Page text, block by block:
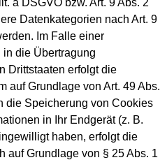
Datenkategorien nach Art. 9
Im Falle einer
die Übertragung
Drittstaaten erfolgt die
auf Grundlage von Art. 49 Abs.
die Speicherung von Cookies
in Ihr Endgerät (z. B.
haben, erfolgt die
auf Grundlage von § 25 Abs. 1